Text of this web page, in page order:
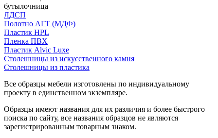
бутылочница
ЛДСП
Полотно АГТ (МДФ)
Пластик HPL
Пленка ПВХ
Пластик Alvic Luxe
Столешницы из искусственного камня
Столешницы из пластика
Все образцы мебели изготовлены по индивидуальному
проекту в единственном экземпляре.
Образцы имеют названия для их различия и более быстрого
поиска по сайту, все названия образцов не являются
зарегистрированным товарным знаком.